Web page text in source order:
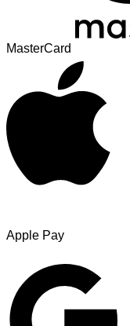
MasterCard
Apple Pay